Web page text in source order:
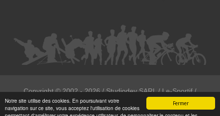
Fermer
Notre site utilise des cookies. En poursuivant votre
navigation sur ce site, vous acceptez l'utilisation de cookies
Copyright ©2002 - 2026/ Studiodev SARL / Le-Sportif /
Registration4all
Tous droits réservées.